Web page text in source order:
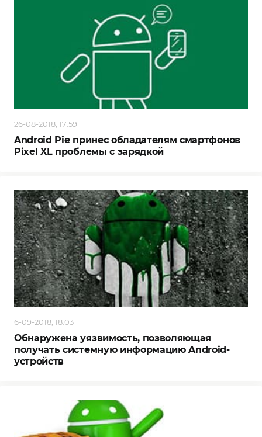
26-08-2018, 17:59
Android Pie принес обладателям смартфонов
Pixel XL проблемы с зарядкой
6-09-2018, 18:03
Обнаружена уязвимость, позволяющая
получать системную информацию Android-
устройств